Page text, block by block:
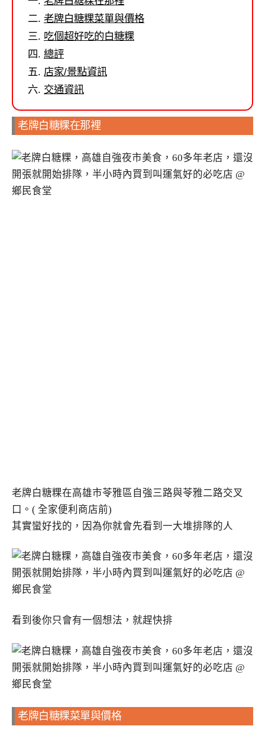
老牌白糖粿菜單與價格
吃個超好吃的白糖粿
總評
店家/景點資訊
交通資訊
老牌白糖粿在那裡
老牌白糖粿在高雄市苓雅區自強三路與苓雅二路交叉
口。( 全家便利商店前)
其實蠻好找的，因為你就會先看到一大堆排隊的人
看到後你只會有一個想法，就趕快排
老牌白糖粿菜單與價格